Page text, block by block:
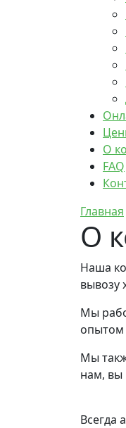
О
FAQ
Главная
О
Наша
вывозу
Мы
опытом
Мы
нам, вы
Всегда